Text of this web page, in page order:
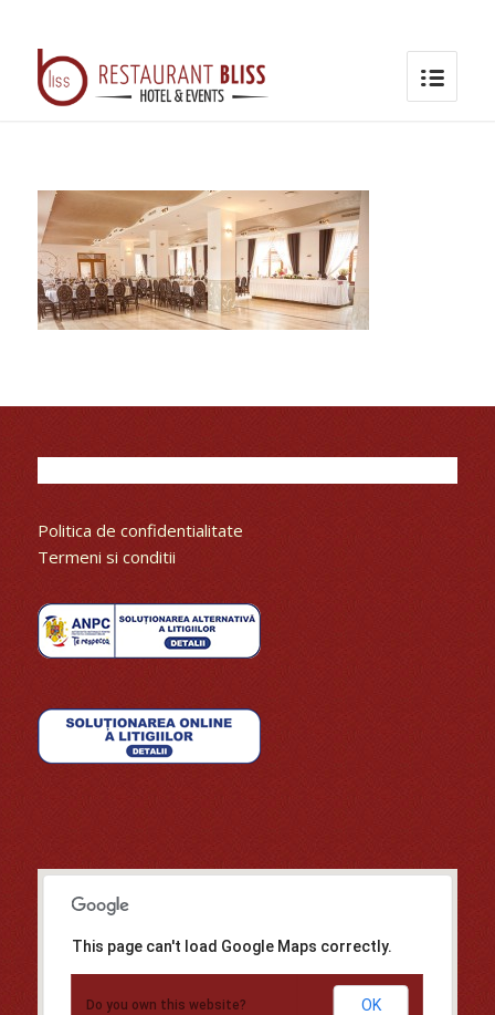
Politica de confidentialitate
Termeni si conditii
This page can't load Google Maps correctly.
Do you own this website? OK